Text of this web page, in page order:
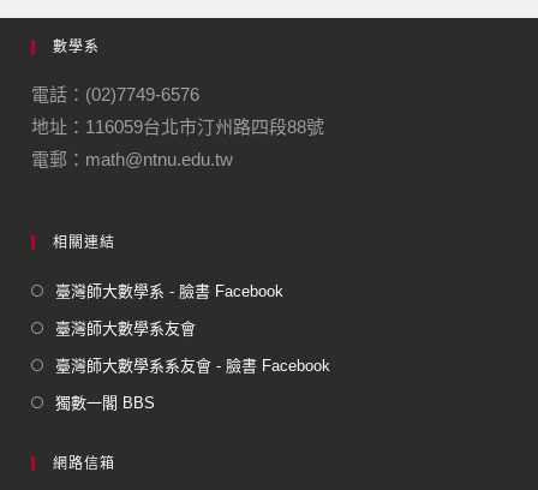
e
b
o
o
k
gr
m
數學系
電話：(02)7749-6576
地址：116059台北市汀州路四段88號
電郵：math@ntnu.edu.tw
相關連結
臺灣師大數學系 - 臉書 Facebook
臺灣師大數學系友會
臺灣師大數學系系友會 - 臉書 Facebook
獨數一閣 BBS
網路信箱